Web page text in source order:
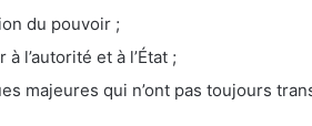
du pouvoir ;
l’autorité et à l’État ;
majeures qui n’ont pas toujours